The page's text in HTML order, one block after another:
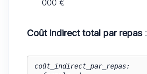
000 €
Coût indirect total par repas:
coût_indirect_par_repas: